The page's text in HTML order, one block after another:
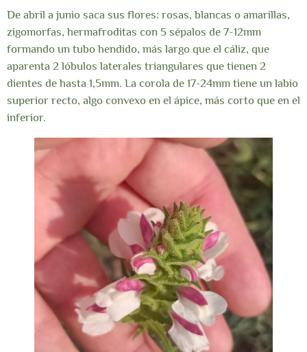
De abril a junio saca sus flores: rosas, blancas o amarillas,
zigomorfas, hermafroditas con 5 sépalos de 7-12mm
formando un tubo hendido, más largo que el cáliz, que
aparenta 2 lóbulos laterales triangulares que tienen 2
dientes de hasta 1,5mm. La corola de 17-24mm tiene un labio
superior recto, algo convexo en el ápice, más corto que en el
inferior.